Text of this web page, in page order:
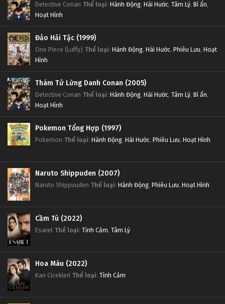
Detective Conan Thể loại: Hành Động, Hài Hước, Tâm Lý, Bí ẩn,
Hoạt Hình
Đảo Hải Tặc (1999)
One Piece (Luffy) Thể loại: Hành Động, Hài Hước, Phiêu Lưu, Hoạt
Hình
Thám Tử Lừng Danh Conan (2005)
Detective Conan Thể loại: Hành Động, Hài Hước, Tâm Lý, Bí ẩn,
Hoạt Hình
Pokemon Tổng Hợp (1997)
Pokemon Thể loại: Hành Động, Hài Hước, Phiêu Lưu, Hoạt Hình
Naruto Shippuden (2007)
Naruto Shippuuden Thể loại: Hành Động, Phiêu Lưu, Hoạt Hình
Cầm Tù (2022)
Esaret Thể loại: Tình Cảm, Tâm Lý
Hoa Máu (2022)
Kan Cicekleri Thể loại: Tình Cảm